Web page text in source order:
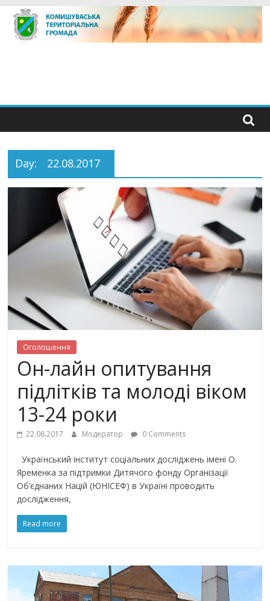
Skip
content
Day: 22.08.2017
Оголошення
Он-лайн опитування
підлітків та молоді віком
13-24 роки
22.08.2017 Модератор 0 Comments
Український інститут соціальних досліджень імені О.
Яременка за підтримки Дитячого фонду Організації
Об’єднаних Націй (ЮНІСЕФ) в Україні проводить
дослідження,
Read more